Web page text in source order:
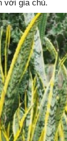
với gia chủ.